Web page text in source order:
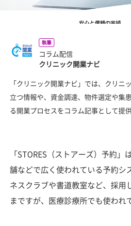
執筆
コラム配信
クリニック開業ナビ
「クリニック開業ナビ」では、クリニ
立つ情報や、資金調達、物件選定や集
る開業プロセスをコラム記事として提
「STORES（ストアーズ）予約」
舗などで広く使われている予約シ
ネスクラブや書道教室など、採用
まですが、医療診療所でも使われ